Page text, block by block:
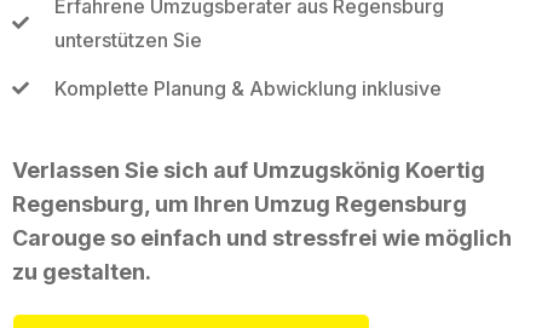
Erfahrene Umzugsberater aus Regensburg
unterstützen Sie
Komplette Planung & Abwicklung inklusive
Verlassen Sie sich auf Umzugskönig Koertig
Regensburg, um Ihren Umzug Regensburg
Carouge so einfach und stressfrei wie möglich
zu gestalten.